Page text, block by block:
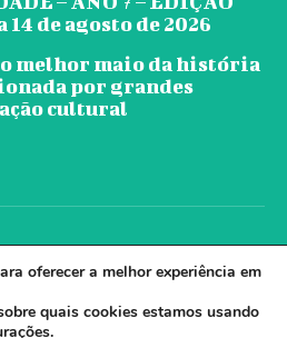
14 de agosto de 2026
melhor maio da história
por grandes
cultural
oferecer a melhor experiência em
quais cookies estamos usando
.